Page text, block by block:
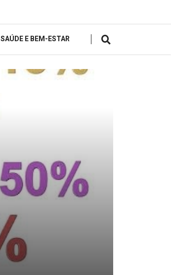
SAÚDE E BEM-ESTAR